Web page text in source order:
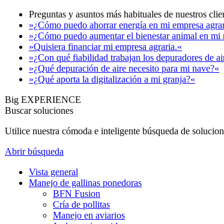
Preguntas y asuntos más habituales de nuestros
»¿Cómo puedo ahorrar energía en mi empresa
»¿Cómo puedo aumentar el bienestar animal en mi
»Quisiera financiar mi empresa agraria.«
»¿Con qué fiabilidad trabajan los depuradores de
»¿Qué depuración de aire necesito para mi nave?«
»¿Qué aporta la digitalización a mi granja?«
Big EXPERIENCE
Buscar soluciones
Utilice nuestra cómoda e inteligente búsqueda de
Abrir búsqueda
Vista general
Manejo de gallinas ponedoras
BFN Fusion
Cría de pollitas
Manejo en aviarios